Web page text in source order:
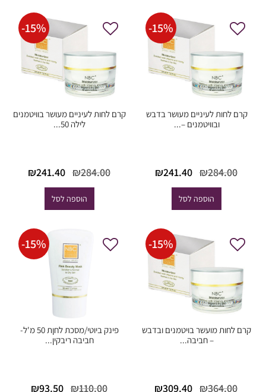
-15%
קרם לחות לעיניים מעושר בדבש
ובוויטמנים –...
₪284.00
המחיר
היה:
₪284.00.
₪241.40
הוספה לסל
-15%
קרם לחות לעיניים מעושר בוויטמנים
לילה 50...
₪284.00
המחיר
היה:
₪284.00.
₪241.40
הוספה לסל
-15%
קרם לחות מועשר בויטמנים ובדבש
– חביבה...
₪364.00
המחיר₪309.40
-15%
פינק ביוטי/מסכת לחןת 50 מ'ל-
חביבה ריבקין...
₪110.00
המחיר
₪93.50